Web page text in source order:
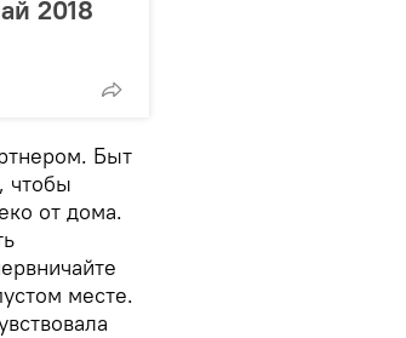
2018
Быт
чтобы
от дома.
месте.